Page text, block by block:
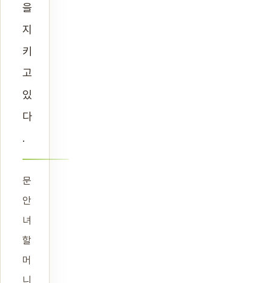
을
지
키
고
있
다
.
문
안
녀
할
머
니